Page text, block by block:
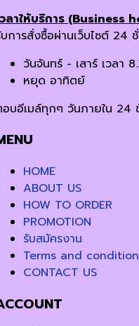
ลาให้บริการ (Business
การสั่งซื้อผ่านเว็บไซต์ 24
วันจันทร์ - เสาร์ เวลา
หยุด อาทิตย์
บอีเมล์ทุกๆ วันภายใน 24
HOME
ABOUT US
HOW TO ORDER
PROMOTION
รับสมัครงาน
Terms and
CONTACT US